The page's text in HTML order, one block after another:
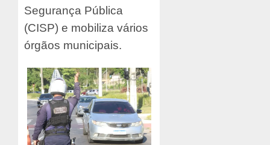
Segurança Pública
(CISP) e mobiliza vários
órgãos municipais.